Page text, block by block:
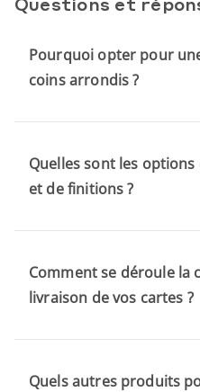
Pourquoi opter pour
coins arrondis ?
Quelles sont les
et de finitions ?
Comment se déroule la
livraison de vos cartes ?
Quels autres produits